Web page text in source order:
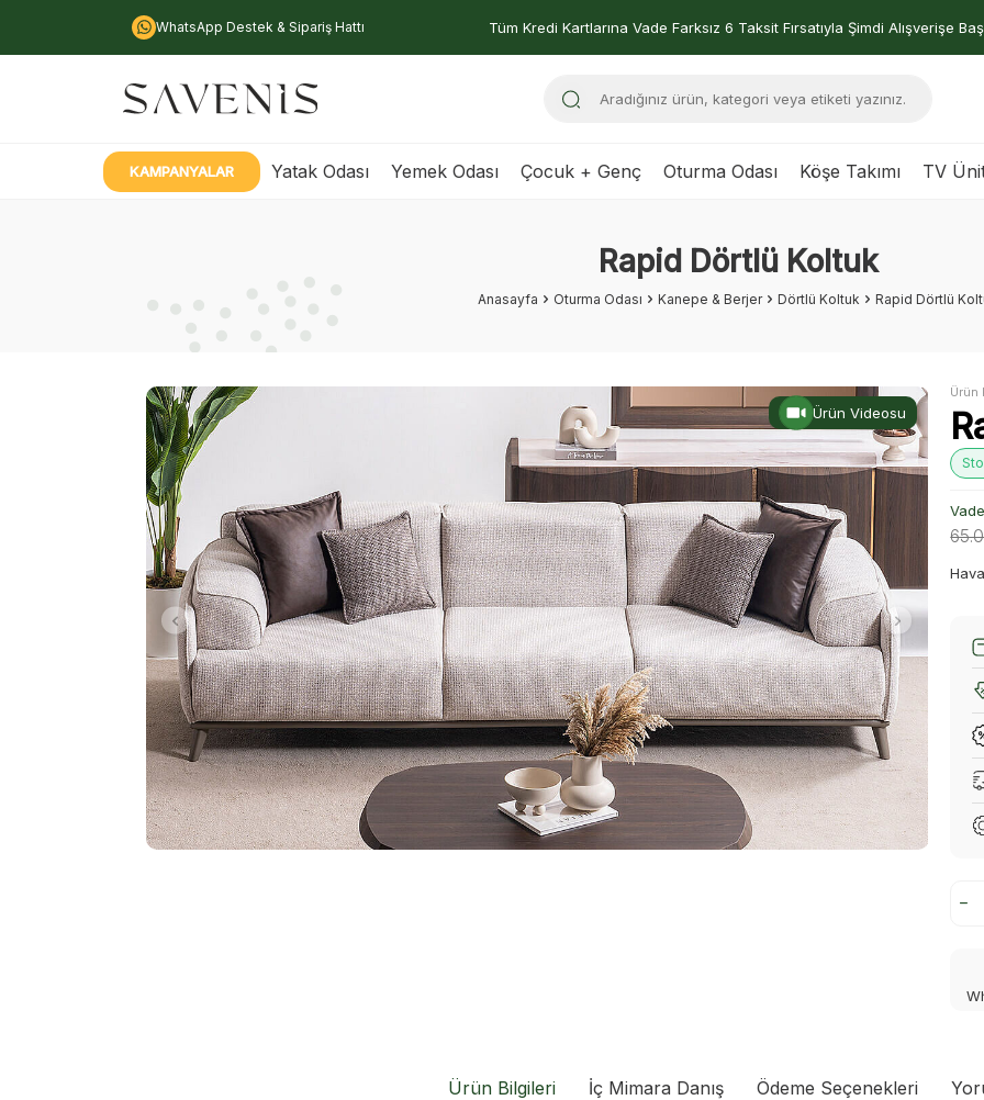
WhatsApp Destek & Sipariş Hattı Tüm Kredi Kartlarına Vade Farksız 6 Taksit Fırsatıyla Şimdi Alışverişe
KAMPANYALAR Yatak Odası Yemek Odası Çocuk + Genç Oturma Odası Köşe Takımı TV
Rapid Dörtlü Koltuk
Anasayfa Oturma Odası Kanepe & Berjer Dörtlü Koltuk Rapid Dörtlü
Ürün Videosu
Ürün
Ürün Bilgileri İç Mimara Danış Ödeme Seçenekleri